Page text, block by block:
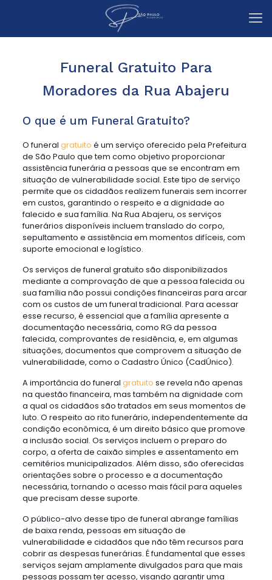
Funeral Gratuito Para
Moradores da Rua Abajeru
O que é um Funeral Gratuito?
O funeral gratuito é um serviço oferecido pela Prefeitura
de São Paulo que tem como objetivo proporcionar
assistência funerária a pessoas que se encontram em
situação de vulnerabilidade social. Este tipo de serviço
permite que os cidadãos realizem funerais sem incorrer
em custos, garantindo o respeito e a dignidade ao
falecido e sua família. Na Rua Abajeru, os serviços
funerários disponíveis incluem translado do corpo,
sepultamento e assistência em momentos difíceis, com
suporte emocional e logístico.
Os serviços de funeral gratuito são disponibilizados
mediante a comprovação de que a pessoa falecida ou
sua família não possui condições financeiras para arcar
com os custos de um funeral tradicional. Para acessar
esse recurso, é essencial que a família apresente a
documentação necessária, como RG da pessoa
falecida, comprovantes de residência, e, em algumas
situações, documentos que comprovem a situação de
vulnerabilidade, como o Cadastro Único (CadÚnico).
A importância do funeral gratuito se revela não apenas
na questão financeira, mas também na dignidade com
a qual os cidadãos são tratados em seus momentos de
luto. O respeito ao rito funerário, independentemente da
condição econômica, é um direito básico que promove
a inclusão social. Os serviços incluem o preparo do
corpo, a oferta de caixão simples e assentamento em
cemitérios municipalizados. Além disso, são oferecidas
orientações sobre o processo e a documentação
necessária, tornando o acesso mais fácil para aqueles
que precisam desse suporte.
O público-alvo desse tipo de funeral abrange famílias
de baixa renda, pessoas em situação de
vulnerabilidade e cidadãos que não têm recursos para
cobrir as despesas funerárias. É fundamental que esses
serviços sejam amplamente divulgados para que mais
pessoas possam ter acesso, visando garantir uma